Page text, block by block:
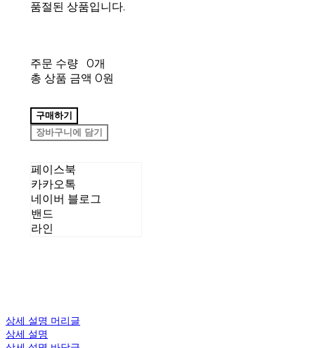
품절된 상품입니다.
주문 수량
0개
총 상품 금액 0원
구매하기
장바구니에 담기
페이스북
카카오톡
네이버 블로그
밴드
라인
상세 설명 머리글
상세 설명